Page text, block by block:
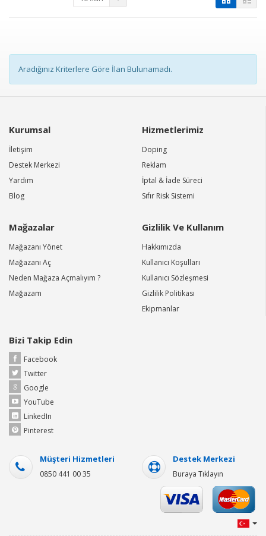
Aradığınız Kriterlere Göre İlan Bulunamadı.
Kurumsal
İletişim
Destek Merkezi
Yardım
Blog
Hizmetlerimiz
Doping
Reklam
İptal & İade Süreci
Sıfır Risk Sistemi
Mağazalar
Mağazanı Yönet
Mağazanı Aç
Neden Mağaza Açmalıyım ?
Mağazam
Gizlilik Ve Kullanım
Hakkımızda
Kullanıcı Koşulları
Kullanıcı Sözleşmesi
Gizlilik Politikası
Ekipmanlar
Bizi Takip Edin
Facebook
Twitter
Google
YouTube
LinkedIn
Pinterest
Müşteri Hizmetleri
0850 441 00 35
Destek Merkezi
Buraya Tıklayın